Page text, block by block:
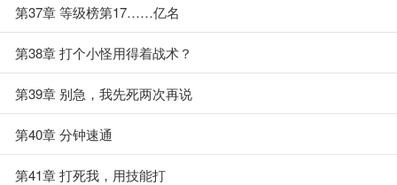
第37章 等级榜第17……亿名
第38章 打个小怪用得着战术？
第39章 别急，我先死两次再说
第40章 分钟速通
第41章 打死我，用技能打